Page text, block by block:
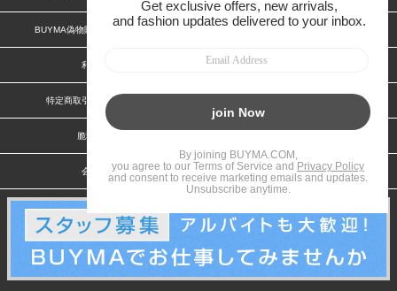
BUYMA偽物販売防止の取り組み BUYMA CARD
利用規約
特定商取引法に関する表記
脆弱性報告
会社案内 スタッフ募集